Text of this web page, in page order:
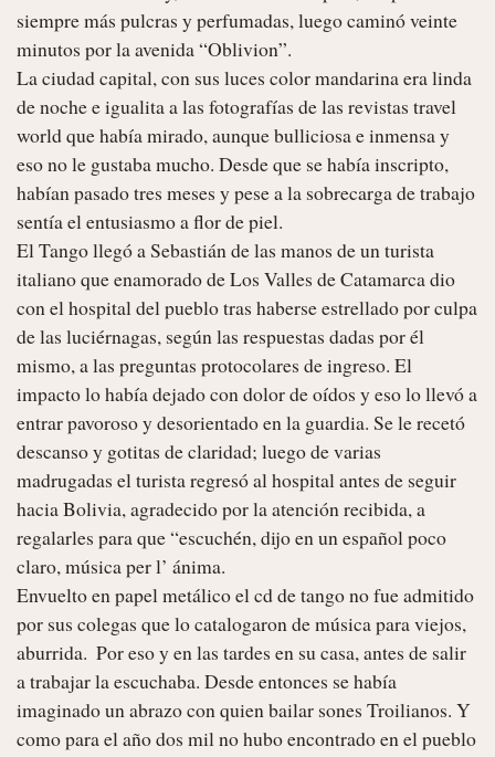
siempre más pulcras y perfumadas, luego caminó veinte
minutos por la avenida “Oblivion”.
La ciudad capital, con sus luces color mandarina era linda
de noche e igualita a las fotografías de las revistas travel
world que había mirado, aunque bulliciosa e inmensa y
eso no le gustaba mucho. Desde que se había inscripto,
habían pasado tres meses y pese a la sobrecarga de trabajo
sentía el entusiasmo a flor de piel.
El Tango llegó a Sebastián de las manos de un turista
italiano que enamorado de Los Valles de Catamarca dio
con el hospital del pueblo tras haberse estrellado por culpa
de las luciérnagas, según las respuestas dadas por él
mismo, a las preguntas protocolares de ingreso. El
impacto lo había dejado con dolor de oídos y eso lo llevó a
entrar pavoroso y desorientado en la guardia. Se le recetó
descanso y gotitas de claridad; luego de varias
madrugadas el turista regresó al hospital antes de seguir
hacia Bolivia, agradecido por la atención recibida, a
regalarles para que “escuchén, dijo en un español poco
claro, música per l’ ánima.
Envuelto en papel metálico el cd de tango no fue admitido
por sus colegas que lo catalogaron de música para viejos,
aburrida.  Por eso y en las tardes en su casa, antes de salir
a trabajar la escuchaba. Desde entonces se había
imaginado un abrazo con quien bailar sones Troilianos. Y
como para el año dos mil no hubo encontrado en el pueblo